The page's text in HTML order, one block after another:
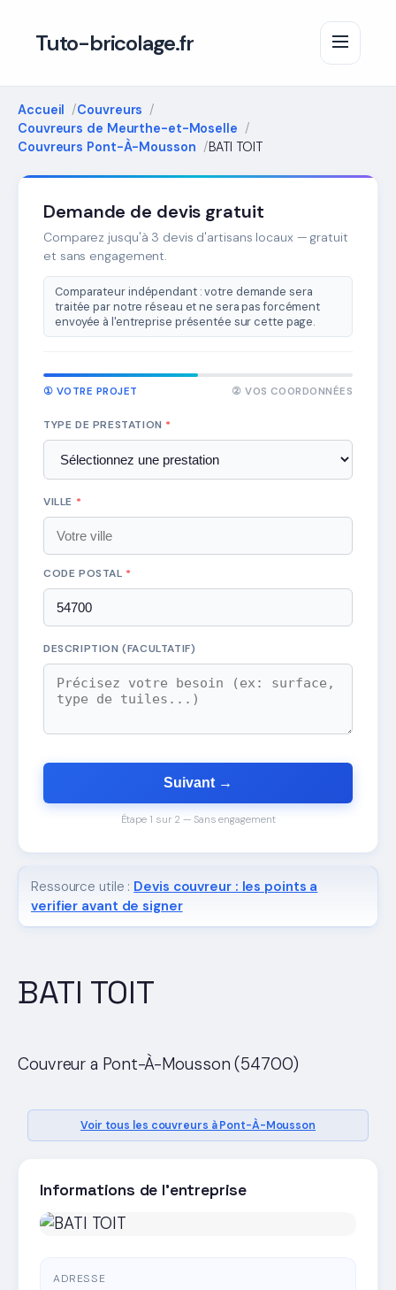
Tuto-bricolage.fr
Accueil
Couvreurs
Couvreurs de Meurthe-et-Moselle
Couvreurs Pont-À-Mousson
BATI TOIT
BATI TOIT
Couvreur a Pont-À-Mousson (54700)
Voir tous les couvreurs à Pont-À-Mousson
Informations de l'entreprise
ADRESSE
Demande de devis gratuit
Comparez jusqu'à 3 devis d'artisans locaux — gratuit
et sans engagement.
Comparateur indépendant : votre demande sera
traitée par notre réseau et ne sera pas forcément
envoyée à l'entreprise présentée sur cette page.
① VOTRE PROJET ② VOS COORDONNÉES
TYPE DE PRESTATION *
VILLE *
CODE POSTAL *
DESCRIPTION (FACULTATIF)
Suivant →
Étape 1 sur 2 — Sans engagement
Ressource utile : Devis couvreur : les points a
verifier avant de signer